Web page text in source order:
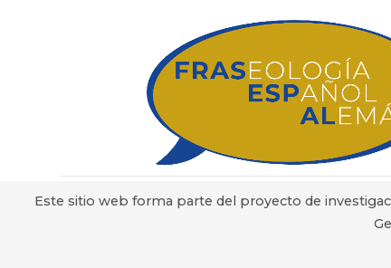
Este sitio web forma parte del proyecto de